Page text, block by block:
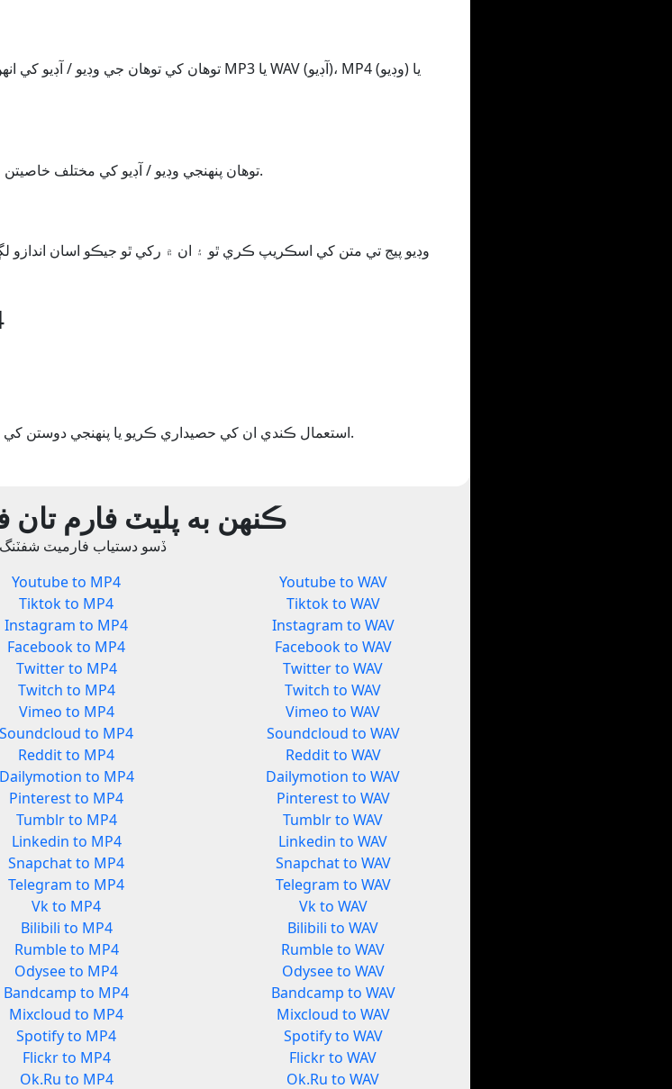
توھان پنھنجي وڊيو / آڊيو کي مختلف خاصيتن ۾ تبديل ڪري سگھو ٿا، گھٽ کان اعلي معيار تائين.
جيڪڏھن توھان لطف اندوز ٿيو Yout.com استعمال ڪندي ان کي حصيداري ڪريو يا پنھنجي دوستن کي ڏيکاريو.
ڪنهن به پليٽ فارم
ڏسو دستياب فارميٽ
Youtube to MP4
Tiktok to MP4
Instagram to MP4
Facebook to MP4
Twitter to MP4
Twitch to MP4
Vimeo to MP4
Soundcloud to MP4
Reddit to MP4
Dailymotion to MP4
Pinterest to MP4
Tumblr to MP4
Linkedin to MP4
Snapchat to MP4
Telegram to MP4
Vk to MP4
Bilibili to MP4
Rumble to MP4
Odysee to MP4
Bandcamp to MP4
Mixcloud to MP4
Spotify to MP4
Flickr to MP4
Ok.Ru to MP4
Youtube to WAV
Tiktok to WAV
Instagram to WAV
Facebook to WAV
Twitter to WAV
Twitch to WAV
Vimeo to WAV
Soundcloud to WAV
Reddit to WAV
Dailymotion to WAV
Pinterest to WAV
Tumblr to WAV
Linkedin to WAV
Snapchat to WAV
Telegram to WAV
Vk to WAV
Bilibili to WAV
Rumble to WAV
Odysee to WAV
Bandcamp to WAV
Mixcloud to WAV
Spotify to WAV
Flickr to WAV
Ok.Ru to WAV